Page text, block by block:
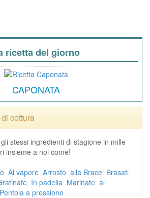
ricetta del giorno
CAPONATA
cottura
stessi ingredienti di stagione in mille
insieme a noi come!
Al vapore Arrosto alla Brace Brasati
In padella Marinate al
Pentola a pressione